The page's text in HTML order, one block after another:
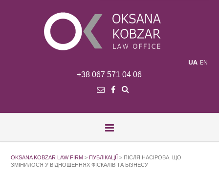
UA EN
+38 067 571 04 06
OKSANA KOBZAR LAW FIRM > ПУБЛІКАЦІЇ > ПІСЛЯ НАСІРОВА. ЩО
ЗМІНИЛОСЯ У ВІДНОШЕННЯХ ФІСКАЛІВ ТА БІЗНЕСУ